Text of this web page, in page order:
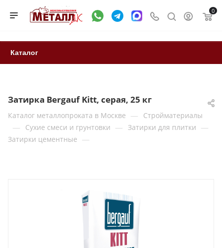
0
Каталог
Затирка Bergauf Kitt, серая, 25 кг
Каталог металлопроката в Москве — Стройматериалы
— Сухие смеси и грунтовки — Затирки для плитки —
Затирки цементные —